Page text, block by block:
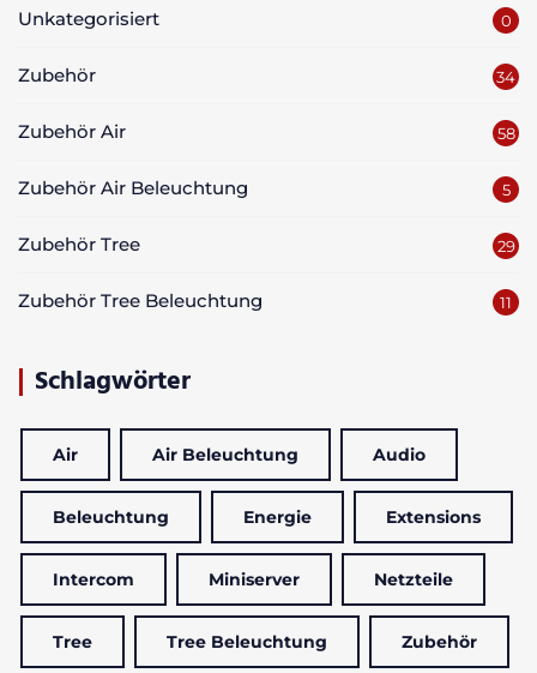
Unkategorisiert 0
Zubehör 34
Zubehör Air 58
Zubehör Air Beleuchtung 5
Zubehör Tree 29
Zubehör Tree Beleuchtung 11
Schlagwörter
Air Air Beleuchtung Audio
Beleuchtung Energie Extensions
Intercom Miniserver Netzteile
Tree Tree Beleuchtung Zubehör